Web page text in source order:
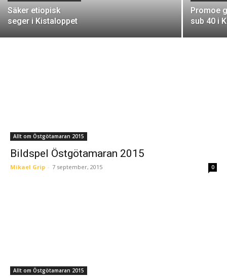
Säker etiopisk
seger i Kistaloppet
Promoe
sub 40 i
Allt om Östgötamaran 2015
Bildspel Östgötamaran 2015
Mikael Grip - 7 september, 2015 0
Allt om Östgötamaran 2015